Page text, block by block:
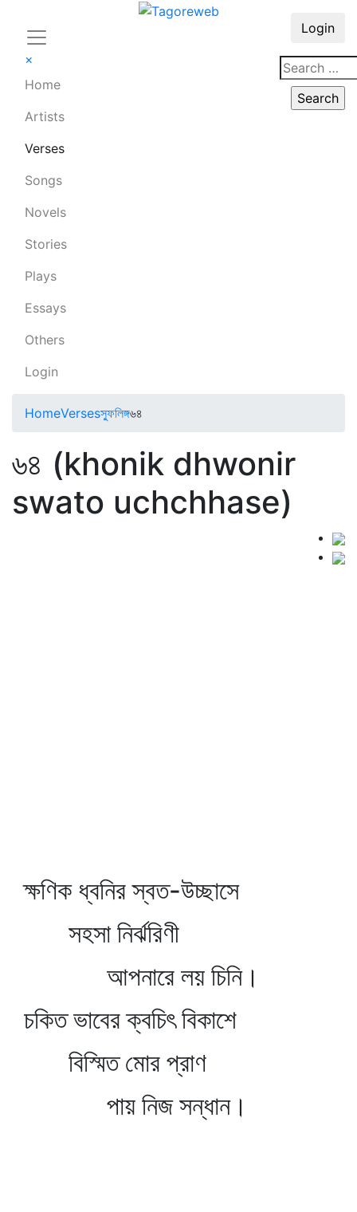
×
Home
Artists
Verses
Songs
Novels
Stories
Plays
Essays
Others
Login
Login
HomeVersesস্ফুলিঙ্গ৬৪
৬৪ (khonik dhwonir
swato uchchhase)
ক্ষণিক ধ্বনির স্বত-উচ্ছাসে
সহসা নির্ঝরিণী
আপনারে লয় চিনি।
চকিত ভাবের ক্বচিৎ বিকাশে
বিস্মিত মোর প্রাণ
পায় নিজ সন্ধান।